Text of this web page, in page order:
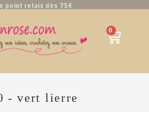
en point relais dès 75€
0
- vert lierre